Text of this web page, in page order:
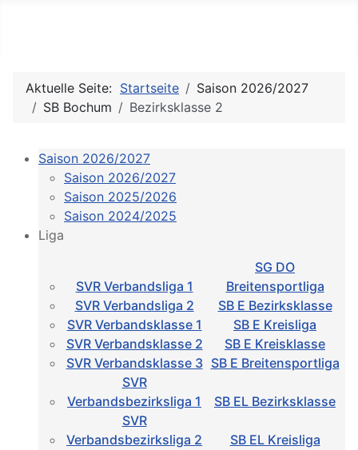
Aktuelle Seite: Startseite
Saison 2026/2027
SB Bochum
Bezirksklasse 2
Saison 2026/2027
Saison 2026/2027
Saison 2025/2026
Saison 2024/2025
Liga
SVR Verbandsliga 1
SG DO
Breitensportliga
SVR Verbandsliga 2
SB E Bezirksklasse
SVR Verbandsklasse 1
SB E Kreisliga
SVR Verbandsklasse 2
SB E Kreisklasse
SVR Verbandsklasse 3 SB E Breitensportliga
SVR
Verbandsbezirksliga 1
SB EL Bezirksklasse
SVR
Verbandsbezirksliga 2
SB EL Kreisliga